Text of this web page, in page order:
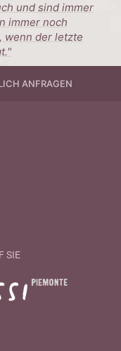
und sind immer
immer noch
wenn der letzte
ANFRAGEN
SIE